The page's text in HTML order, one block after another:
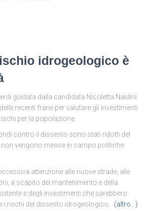
idrogeologico è
guidata dalla candidata Nicoletta Naldini
recenti frane per valutare gli investimenti
per la popolazione.
contro il dissesto sono stati ridotti del
non vengono messe in campo politiche
attenzione alle nuove strade, alle
a scapito del mantenimento e della
e degli investimenti che sarebbero
i rischi del dissesto idrogeologico.
(altro…)